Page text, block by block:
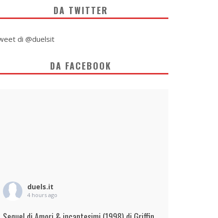
DA TWITTER
di @duelsit
DA FACEBOOK
duels.it
4 hours ago